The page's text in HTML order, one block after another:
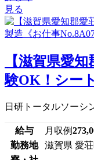
見る
【滋賀県愛
験OK！シー
日研トータルソーシ
給与 月収例
勤務地
滋賀県 愛